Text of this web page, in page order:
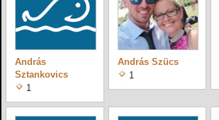
András
Sztankovics
1
András Szücs
1